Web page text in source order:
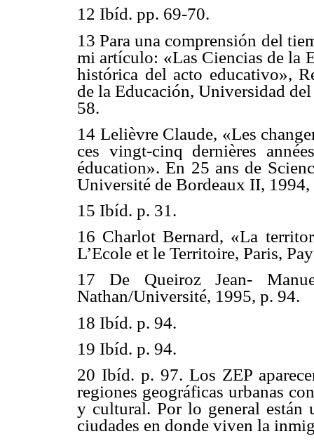
12 Ibíd. pp. 69-70.
13 Para una comprensión del
mi artículo: «Las Ciencias de la
histórica del acto educativo»,
de la Educación, Universidad
58.
14 Lelièvre Claude, «Les
ces vingt-cinq dernières
éducation». En 25 ans de
Université de Bordeaux II, 1994,
15 Ibíd. p. 31.
16 Charlot Bernard, «La
L’Ecole et le Territoire, Paris,
17 De Queiroz Jean-
Nathan/Université, 1995, p. 94.
18 Ibíd. p. 94.
19 Ibíd. p. 94.
20 Ibíd. p. 97. Los ZEP
regiones geográficas urbanas
y cultural. Por lo general están
ciudades en donde viven la